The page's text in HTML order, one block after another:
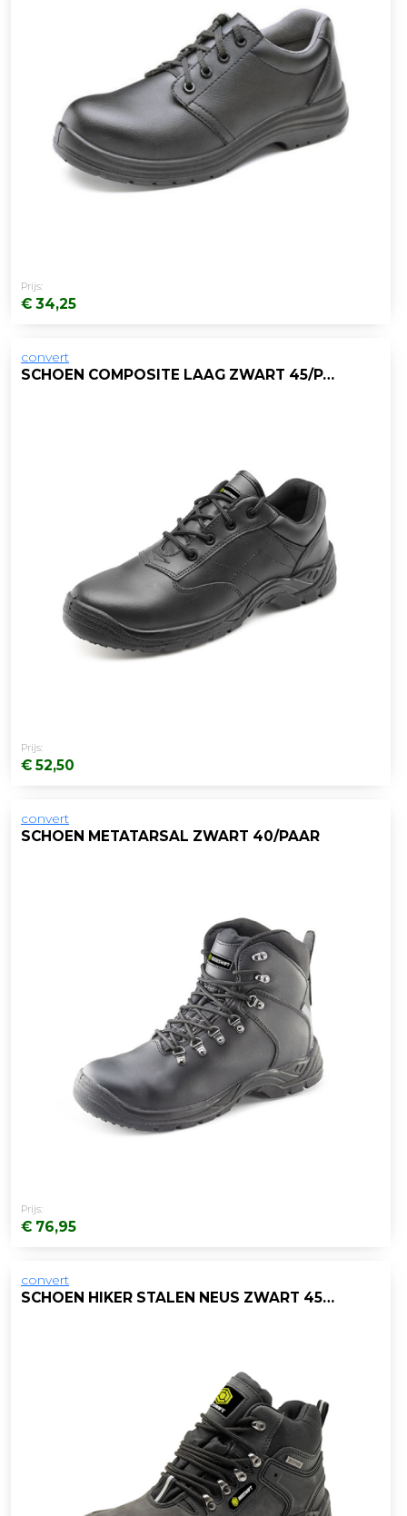
Prijs:
€ 34,25
convert
SCHOEN COMPOSITE LAAG ZWART 45/PAAR
Prijs:
€ 52,50
convert
SCHOEN METATARSAL ZWART 40/PAAR
Prijs:
€ 76,95
convert
SCHOEN HIKER STALEN NEUS ZWART 45/PAAR